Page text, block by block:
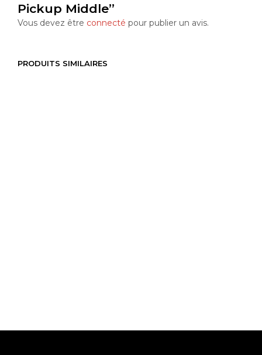
Pickup Middle”
Vous devez être connecté pour publier un avis.
PRODUITS SIMILAIRES